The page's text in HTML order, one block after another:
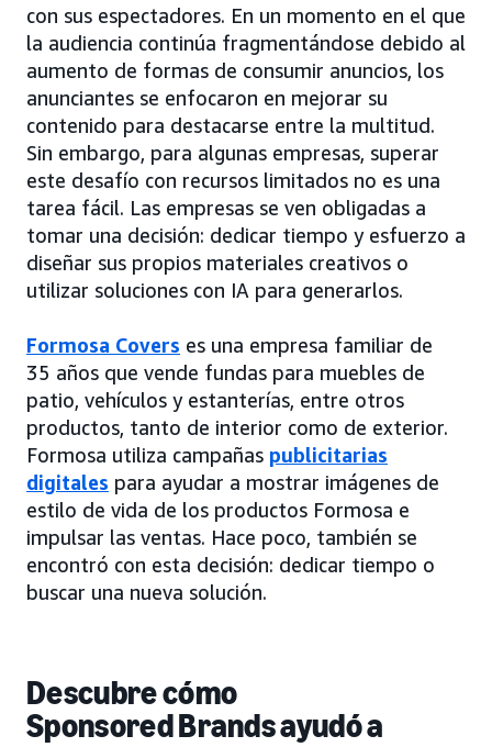
con sus espectadores. En un momento en el que
la audiencia continúa fragmentándose debido al
aumento de formas de consumir anuncios, los
anunciantes se enfocaron en mejorar su
contenido para destacarse entre la multitud.
Sin embargo, para algunas empresas, superar
este desafío con recursos limitados no es una
tarea fácil. Las empresas se ven obligadas a
tomar una decisión: dedicar tiempo y esfuerzo a
diseñar sus propios materiales creativos o
utilizar soluciones con IA para generarlos.
Formosa Covers es una empresa familiar de
35 años que vende fundas para muebles de
patio, vehículos y estanterías, entre otros
productos, tanto de interior como de exterior.
Formosa utiliza campañas publicitarias
digitales para ayudar a mostrar imágenes de
estilo de vida de los productos Formosa e
impulsar las ventas. Hace poco, también se
encontró con esta decisión: dedicar tiempo o
buscar una nueva solución.
Descubre cómo
Sponsored Brands ayudó a